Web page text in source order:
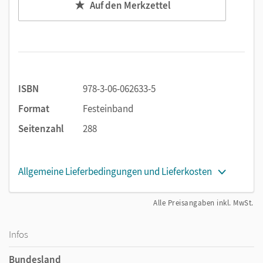
Auf den Merkzettel
ISBN
978-3-06-062633-5
Format
Festeinband
Seitenzahl
288
Allgemeine Lieferbedingungen und Lieferkosten
Alle Preisangaben inkl. MwSt.
Infos
Bundesland